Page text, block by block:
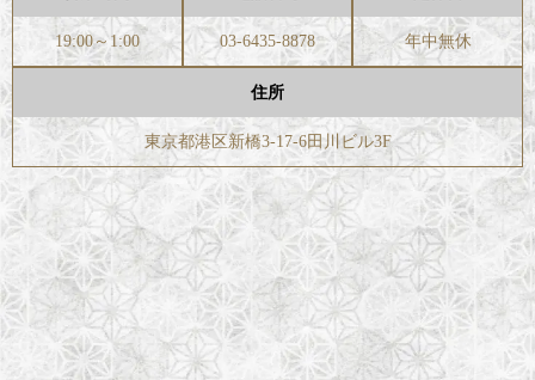
19:00～1:00 03-6435-8878 年中無休
住所
東京都港区新橋3-17-6田川ビル3F